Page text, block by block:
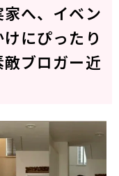
へ、イベン
にぴったり
ブロガー近